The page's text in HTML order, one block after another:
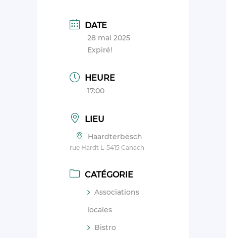
DATE
28 mai 2025
Expiré!
HEURE
17:00
LIEU
Haardterbësch
rue Hardt L-5415 Canach
CATÉGORIE
Associations
locales
Bistro